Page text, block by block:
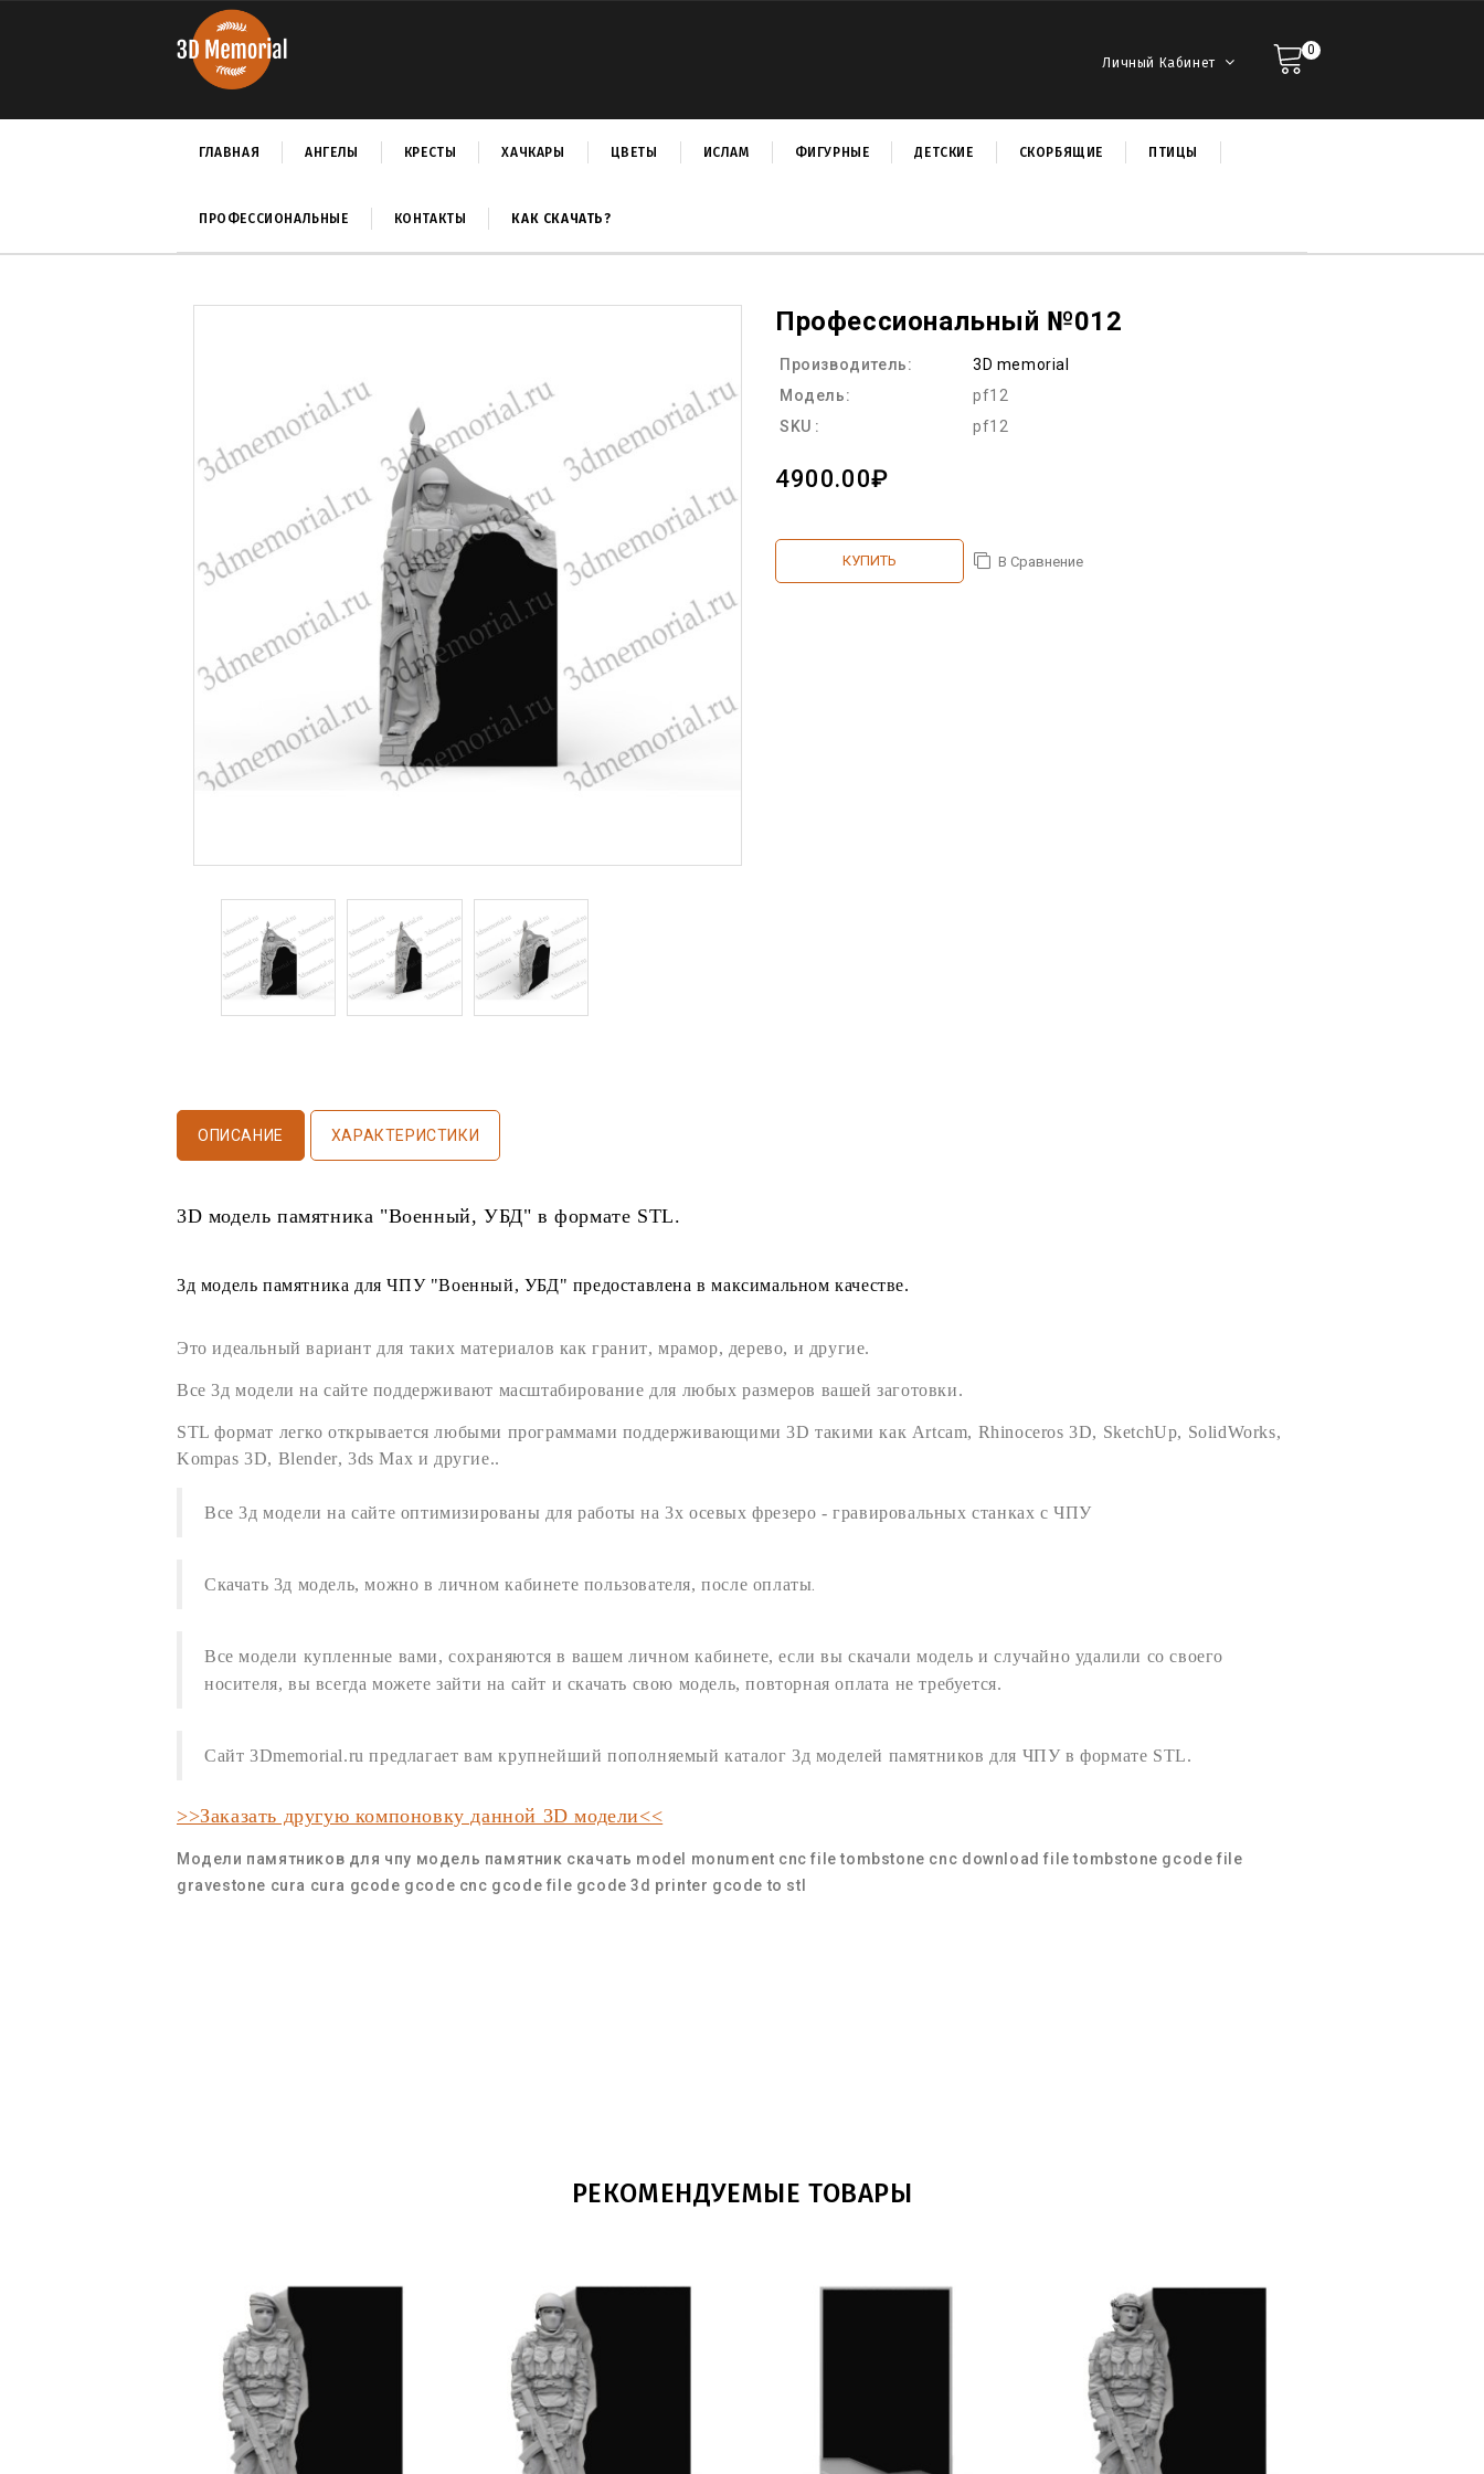
Личный Кабинет
0
ГЛАВНАЯ АНГЕЛЫ КРЕСТЫ ХАЧКАРЫ ЦВЕТЫ ИСЛАМ ФИГУРНЫЕ ДЕТСКИЕ СКОРБЯЩИЕ ПТИЦЫ
ПРОФЕССИОНАЛЬНЫЕ КОНТАКТЫ КАК СКАЧАТЬ?
Профессиональный №012
Производитель:
3D memorial
Модель:
pf12
SKU :
pf12
4900.00₽
КУПИТЬ В Сравнение
ОПИСАНИЕ ХАРАКТЕРИСТИКИ
3D модель памятника "Военный, УБД" в формате STL.
3д модель памятника дляЧПУ"Военный, УБД" предоставлена в максимальном качестве.
Это идеальный вариант для таких материалов какгранит,мрамор, дерево, и другие.
Все3д модели на сайте поддерживают масштабирование для любых размеров вашей заготовки.
STL формат легко открывается любыми программами поддерживающими3D такими как Artcam, Rhinoceros 3D, SketchUp, SolidWorks,
Kompas 3D, Blender,3ds Max и другие..
Все3д модели на сайте оптимизированы для работы на 3х осевыхфрезеро - гравировальных станках сЧПУ
Скачать 3д модель,можно в личном кабинете пользователя,после оплаты.
Все модели купленные вами, сохраняются в вашем личном кабинете, если вы скачали модель и случайно удалили со своего
носителя, вы всегда можете зайти на сайт и скачать свою модель, повторная оплата не требуется.
Сайт 3Dmemorial.ru предлагает вам крупнейший пополняемыйкаталог 3д моделей памятников для ЧПУ в формате STL.
>>Заказать другую компоновку данной 3D модели<<
Модели памятников для чпу модель памятник скачать model monument cnc file tombstone cnc download file tombstone gcode file
gravestone cura cura gcode gcode cnc gcode file gcode 3d printer gcode to stl
РЕКОМЕНДУЕМЫЕ ТОВАРЫ